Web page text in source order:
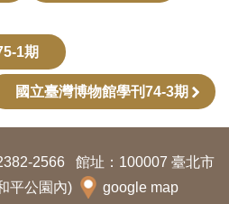
1期
國立臺灣博物館學刊74-3期
2566
館址：100007 臺北市
平公園內)
google map